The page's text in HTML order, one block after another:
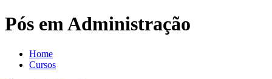
Pós em Administração
Home
Cursos